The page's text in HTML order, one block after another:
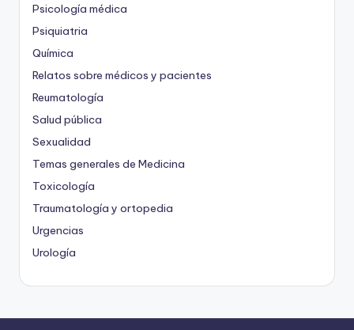
Psicología médica
Psiquiatria
Química
Relatos sobre médicos y pacientes
Reumatología
Salud pública
Sexualidad
Temas generales de Medicina
Toxicología
Traumatología y ortopedia
Urgencias
Urología